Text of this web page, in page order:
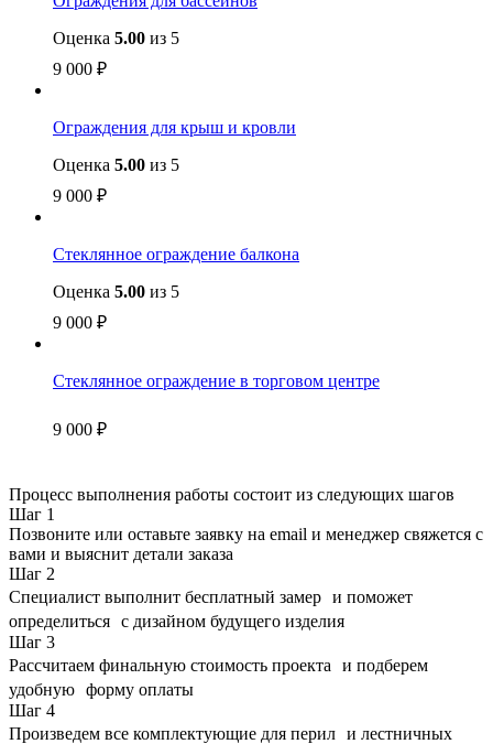
Оценка 5.00 из 5
9 000 ₽
Ограждения для крыш и кровли
Оценка 5.00 из 5
9 000 ₽
Стеклянное ограждение балкона
Оценка 5.00 из 5
9 000 ₽
Стеклянное ограждение в торговом центре
9 000 ₽
Процесс выполнения работы состоит из следующих шагов
Шаг 1
Позвоните или оставьте заявку на email и менеджер свяжется с
вами и выяснит детали заказа
Шаг 2
Специалист выполнит бесплатный замер и поможет
определиться с дизайном будущего изделия
Шаг 3
Рассчитаем финальную стоимость проекта и подберем
удобную форму оплаты
Шаг 4
Произведем все комплектующие для перил и лестничных